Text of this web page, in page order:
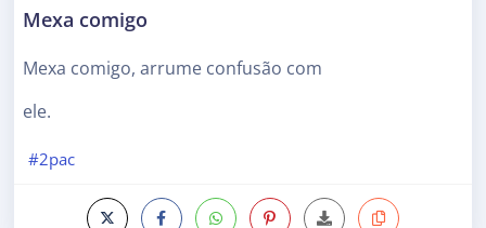
Mexa comigo
Mexa comigo, arrume confusão com
ele.
#2pac